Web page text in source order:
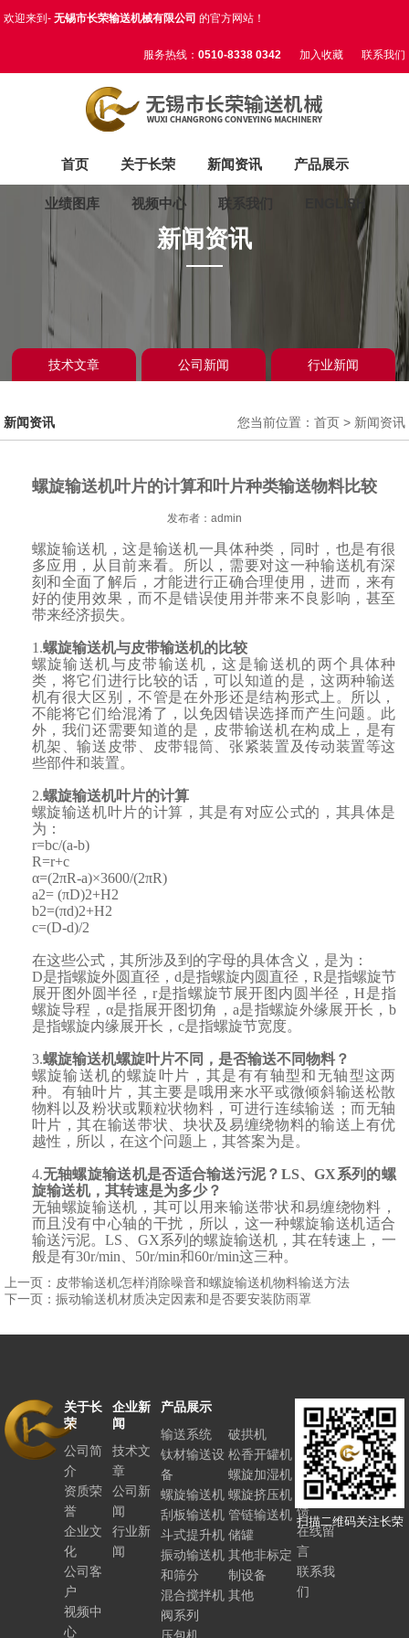
欢迎来到-无锡市长荣输送机械有限公司 的官方网站！
服务热线： 0510-8338 0342 加入收藏 联系我们
首页 关于长荣 新闻资讯 产品展示
业绩图库 视频中心 联系我们 ENGLISH
新闻资讯
技术文章 公司新闻 行业新闻
新闻资讯 您当前位置：首页 > 新闻资讯
螺旋输送机叶片的计算和叶片种类输送物料比较
发布者：admin
螺旋输送机，这是输送机一具体种类，同时，也是有很
多应用，从目前来看。所以，需要对这一种输送机有深
刻和全面了解后，才能进行正确合理使用，进而，来有
好的使用效果，而不是错误使用并带来不良影响，甚至
带来经济损失。
1.螺旋输送机与皮带输送机的比较
螺旋输送机与皮带输送机，这是输送机的两个具体种
类，将它们进行比较的话，可以知道的是，这两种输送
机有很大区别，不管是在外形还是结构形式上。所以，
不能将它们给混淆了，以免因错误选择而产生问题。此
外，我们还需要知道的是，皮带输送机在构成上，是有
机架、输送皮带、皮带辊筒、张紧装置及传动装置等这
些部件和装置。
2.螺旋输送机叶片的计算
螺旋输送机叶片的计算，其是有对应公式的，其具体是
为：
r=bc/(a-b)
R=r+c
α=(2πR-a)×3600/(2πR)
a2= (πD)2+H2
b2=(πd)2+H2
c=(D-d)/2
在这些公式，其所涉及到的字母的具体含义，是为：
D是指螺旋外圆直径，d是指螺旋内圆直径，R是指螺旋节
展开图外圆半径 ，r是指螺旋节展开图内圆半径 ，H是指
螺旋导程，α是指展开图切角 ，a是指螺旋外缘展开长 ， b
是指螺旋内缘展开长 ， c是指螺旋节宽度。
3.螺旋输送机螺旋叶片不同，是否输送不同物料？
螺旋输送机的螺旋叶片，其是有有轴型和无轴型这两
种。有轴叶片，其主要是哦用来水平或微倾斜输送松散
物料以及粉状或颗粒状物料，可进行连续输送；而无轴
叶片，其在输送带状、块状及易缠绕物料的输送上有优
越性，所以，在这个问题上，其答案为是。
4.无轴螺旋输送机是否适合输送污泥？ LS、GX系列的螺
旋输送机，其转速是为多少？
无轴螺旋输送机 ，其可以用来输送带状和易缠绕物料 ，
而且没有中心轴的干扰，所以，这一种螺旋输送机适合
输送污泥。LS、GX系列的螺旋输送机 ，其在转速上，一
般是有30r/min 50r/min和60r/min这三种。
上一页：皮带输送机怎样消除噪音和螺旋输送机物料输送方法
下一页：振动输送机材质决定因素和是否要安装防雨罩
关于长
荣
公司简
介
资质荣
誉
企业文
化
公司客
户
视频中
心
企业新
闻
技术文
章
公司新
闻
行业新
闻
产品展示
输送系统
钛材输送设
备
螺旋输送机
刮板输送机
斗式提升机
振动输送机
和筛分
混合搅拌机
阀系列
破拱机
松香开罐机
螺旋加湿机
螺旋挤压机
管链输送机
储罐
其他非标定
制设备
其他
联系长
荣
人力资
源
客户反
馈
在线留
言
联系我
们
扫描二维码关注长荣